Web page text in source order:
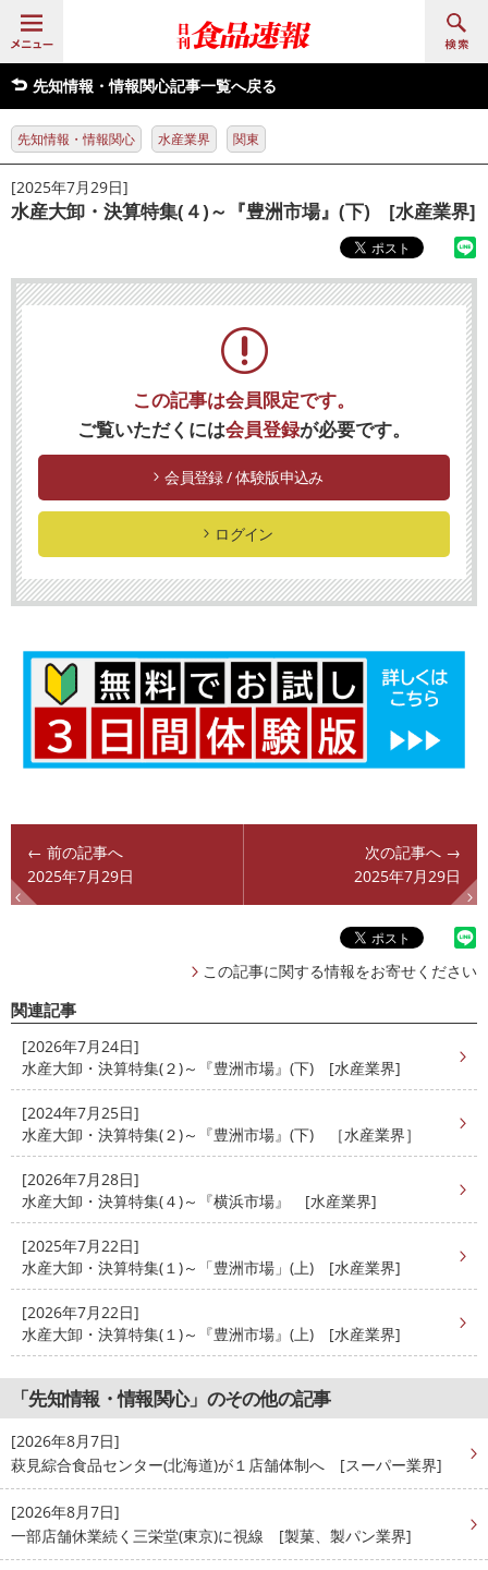
先知情報・情報関心記事一覧へ戻る
先知情報・情報関心 水産業界 関東
[2025年7月29日]
水産大卸・決算特集(４)～『豊洲市場』(下) [水産業界]
この記事は会員限定です。
ご覧いただくには会員登録が必要です。
会員登録 / 体験版申込み
ログイン
← 前の記事へ
2025年7月29日
次の記事へ →
2025年7月29日
この記事に関する情報をお寄せください
関連記事
[2026年7月24日]
水産大卸・決算特集(２)～『豊洲市場』(下) [水産業界]
[2024年7月25日]
水産大卸・決算特集(２)～『豊洲市場』(下) ［水産業界］
[2026年7月28日]
水産大卸・決算特集(４)～『横浜市場』 [水産業界]
[2025年7月22日]
水産大卸・決算特集(１)～「豊洲市場」(上) [水産業界]
[2026年7月22日]
水産大卸・決算特集(１)～『豊洲市場』(上) [水産業界]
「先知情報・情報関心」のその他の記事
[2026年8月7日]
萩見綜合食品センター(北海道)が１店舗体制へ [スーパー業界]
[2026年8月7日]
一部店舗休業続く三栄堂(東京)に視線 [製菓、製パン業界]